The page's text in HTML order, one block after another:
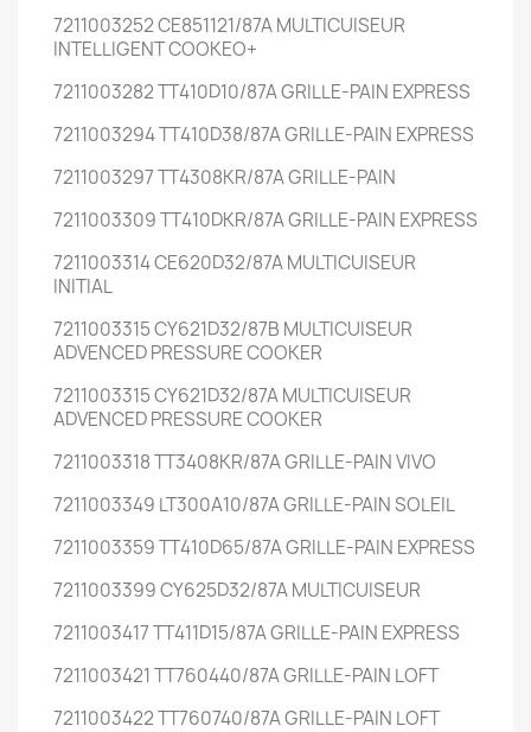
7211003252 CE851121/87A MULTICUISEUR
INTELLIGENT COOKEO+
7211003282 TT410D10/87A GRILLE-PAIN EXPRESS
7211003294 TT410D38/87A GRILLE-PAIN EXPRESS
7211003297 TT4308KR/87A GRILLE-PAIN
7211003309 TT410DKR/87A GRILLE-PAIN EXPRESS
7211003314 CE620D32/87A MULTICUISEUR
INITIAL
7211003315 CY621D32/87B MULTICUISEUR
ADVENCED PRESSURE COOKER
7211003315 CY621D32/87A MULTICUISEUR
ADVENCED PRESSURE COOKER
7211003318 TT3408KR/87A GRILLE-PAIN VIVO
7211003349 LT300A10/87A GRILLE-PAIN SOLEIL
7211003359 TT410D65/87A GRILLE-PAIN EXPRESS
7211003399 CY625D32/87A MULTICUISEUR
7211003417 TT411D15/87A GRILLE-PAIN EXPRESS
7211003421 TT760440/87A GRILLE-PAIN LOFT
7211003422 TT760740/87A GRILLE-PAIN LOFT